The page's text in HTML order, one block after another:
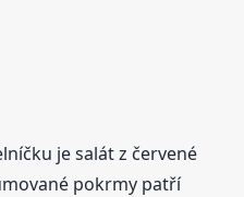
je salát z červené
pokrmy patří